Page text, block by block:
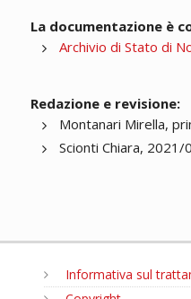
La documentazione è
Archivio di Stato di
Redazione e revisione:
Montanari Mirella,
Scionti Chiara,
Informativa sul